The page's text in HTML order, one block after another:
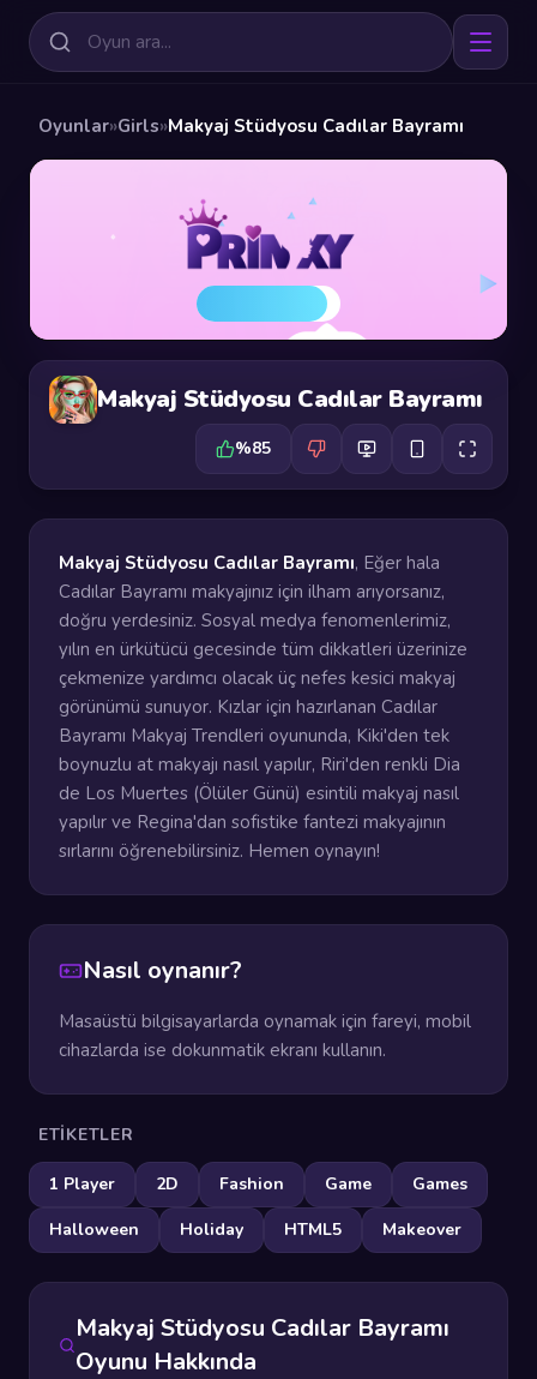
Oyunlar»Girls»Makyaj Stüdyosu Cadılar Bayramı
Makyaj Stüdyosu Cadılar Bayramı
%85
Makyaj Stüdyosu Cadılar Bayramı, Eğer hala
Cadılar Bayramı makyajınız için ilham arıyorsanız,
doğru yerdesiniz. Sosyal medya fenomenlerimiz,
yılın en ürkütücü gecesinde tüm dikkatleri üzerinize
çekmenize yardımcı olacak üç nefes kesici makyaj
görünümü sunuyor. Kızlar için hazırlanan Cadılar
Bayramı Makyaj Trendleri oyununda, Kiki'den tek
boynuzlu at makyajı nasıl yapılır, Riri'den renkli Dia
de Los Muertes (Ölüler Günü) esintili makyaj nasıl
yapılır ve Regina'dan sofistike fantezi makyajının
sırlarını öğrenebilirsiniz. Hemen oynayın!
Nasıl oynanır?
Masaüstü bilgisayarlarda oynamak için fareyi, mobil
cihazlarda ise dokunmatik ekranı kullanın.
ETIKETLER
1 Player 2D Fashion Game
Games
Halloween
Holiday HTML5 Makeover
Makyaj Stüdyosu Cadılar Bayramı
Oyunu Hakkında